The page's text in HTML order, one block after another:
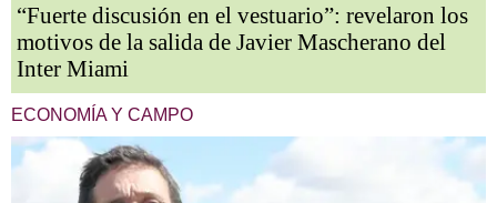
“Fuerte discusión en el vestuario”: revelaron los
motivos de la salida de Javier Mascherano del
Inter Miami
ECONOMÍA Y CAMPO